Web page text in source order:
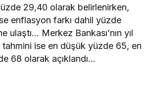
29,40 olarak belirlenirken,
enflasyon farkı dahil yüzde
ulaştı… Merkez Bankası’nın yıl
ise en düşük yüzde 65, en
68 olarak açıklandı…